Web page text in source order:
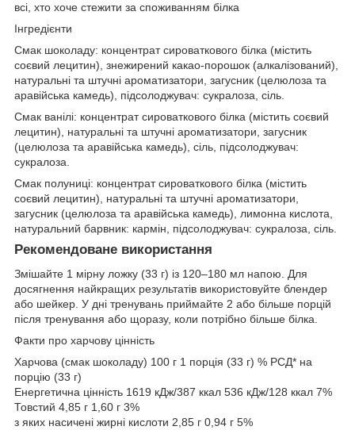
всі, хто хоче стежити за споживанням білка
Інгредієнти
Смак шоколаду: концентрат сироваткового білка (містить
соєвий лецитин), знежирений какао-порошок (алкалізований),
натуральні та штучні ароматизатори, загусник (целюлоза та
аравійська камедь), підсолоджувач: сукралоза, сіль.
Смак ванілі: концентрат сироваткового білка (містить соєвий
лецитин), натуральні та штучні ароматизатори, загусник
(целюлоза та аравійська камедь), сіль, підсолоджувач:
сукралоза.
Смак полуниці: концентрат сироваткового білка (містить
соєвий лецитин), натуральні та штучні ароматизатори,
загусник (целюлоза та аравійська камедь), лимонна кислота,
натуральний барвник: кармін, підсолоджувач: сукралоза, сіль.
Рекомендоване використання
Змішайте 1 мірну ложку (33 г) із 120–180 мл напою. Для
досягнення найкращих результатів використовуйте блендер
або шейкер. У дні тренувань приймайте 2 або більше порцій
після тренування або щоразу, коли потрібно більше білка.
Факти про харчову цінність
Харчова (смак шоколаду) 100 г 1 порція (33 г) % РСД* на
порцію (33 г)
Енергетична цінність 1619 кДж/387 ккал 536 кДж/128 ккал 7%
Товстий 4,85 г 1,60 г 3%
з яких насичені жирні кислоти 2,85 г 0,94 г 5%